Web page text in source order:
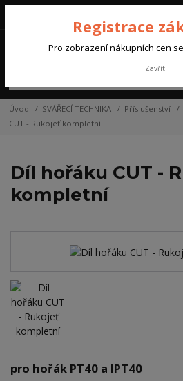
(Po-Pá, 07:00-15:30 hod.)
Úvod SVÁŘECÍ TECHNIKA Příslušenství
CUT - Rukojeť kompletní
Díl hořáku CUT -
kompletní
pro hořák PT40 a IPT40
Registrace
Pro zobrazení nákupních cen
Zavřít